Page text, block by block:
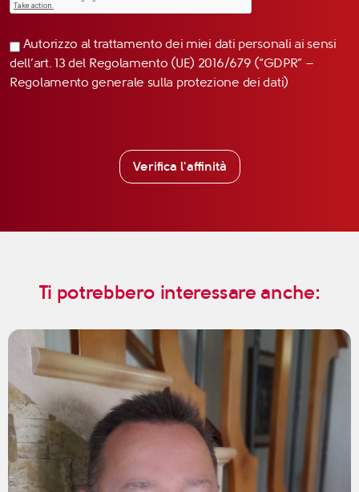
Autorizzo al trattamento dei miei dati personali ai sensi
dell’art. 13 del Regolamento (UE) 2016/679 (“GDPR” –
Regolamento generale sulla protezione dei dati)
Verifica l'affinità
Ti potrebbero interessare anche: